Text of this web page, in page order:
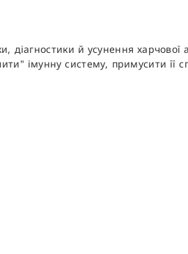
й усунення харчової
імунну систему, примусити